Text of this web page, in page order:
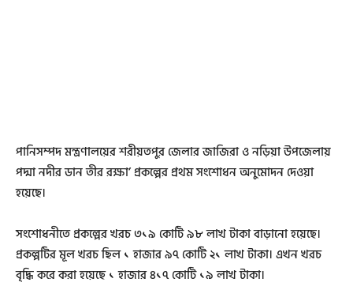
পানিসম্পদ মন্ত্রণালয়ের শরীয়তপুর জেলার জাজিরা ও নড়িয়া উপজেলায়
পদ্মা নদীর ডান তীর রক্ষা’ প্রকল্পের প্রথম সংশোধন অনুমোদন দেওয়া
হয়েছে।
সংশোধনীতে প্রকল্পের খরচ ৩১৯ কোটি ৯৮ লাখ টাকা বাড়ানো হয়েছে।
প্রকল্পটির মূল খরচ ছিল ১ হাজার ৯৭ কোটি ২১ লাখ টাকা। এখন খরচ
বৃদ্ধি করে করা হয়েছে ১ হাজার ৪১৭ কোটি ১৯ লাখ টাকা।